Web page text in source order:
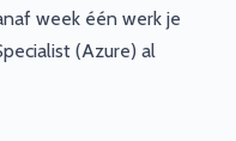
week één werk je
(Azure) al